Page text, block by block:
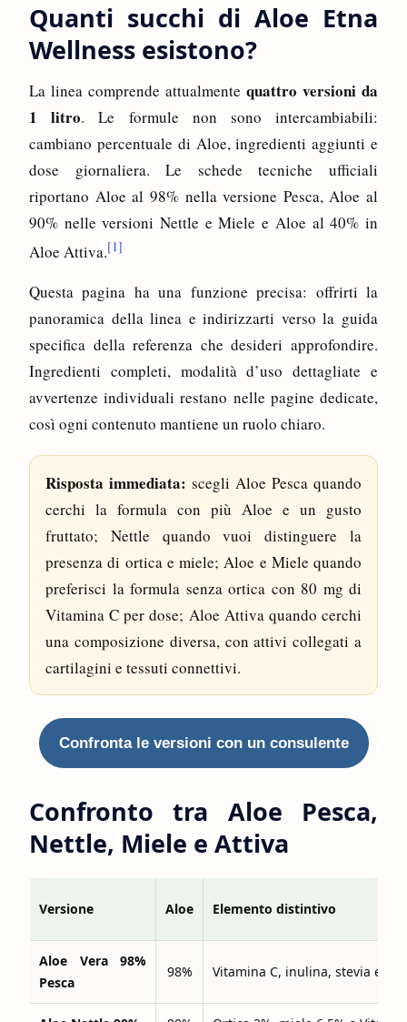
Quanti succhi di Aloe Etna
Wellness esistono?
La linea comprende attualmente quattro versioni da
1 litro. Le formule non sono intercambiabili:
cambiano percentuale di Aloe, ingredienti aggiunti e
dose giornaliera. Le schede tecniche ufficiali
riportano Aloe al 98% nella versione Pesca, Aloe al
90% nelle versioni Nettle e Miele e Aloe al 40% in
Aloe Attiva.[1]
Questa pagina ha una funzione precisa: offrirti la
panoramica della linea e indirizzarti verso la guida
specifica della referenza che desideri approfondire.
Ingredienti completi, modalità d’uso dettagliate e
avvertenze individuali restano nelle pagine dedicate,
così ogni contenuto mantiene un ruolo chiaro.
Risposta immediata: scegli Aloe Pesca quando
cerchi la formula con più Aloe e un gusto
fruttato; Nettle quando vuoi distinguere la
presenza di ortica e miele; Aloe e Miele quando
preferisci la formula senza ortica con 80 mg di
Vitamina C per dose; Aloe Attiva quando cerchi
una composizione diversa, con attivi collegati a
cartilagini e tessuti connettivi.
Confronta le versioni con un consulente
Confronto tra Aloe Pesca,
Nettle, Miele e Attiva
Versione Aloe Elemento distintivo
Aloe Vera 98%
Pesca
98% Vitamina C, inulina, stevia e